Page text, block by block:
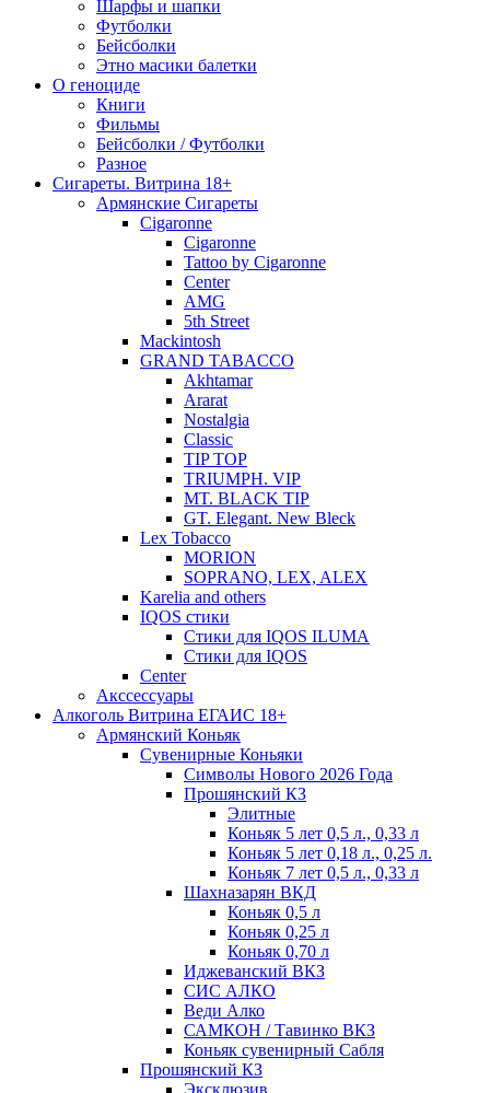
Шарфы и шапки
Футболки
Бейсболки
Этно масики балетки
О геноциде
Книги
Фильмы
Бейсболки / Футболки
Разное
Сигареты. Витрина 18+
Армянские Сигареты
Cigaronne
Cigaronne
Tattoo by Cigaronne
Center
AMG
5th Street
Mackintosh
GRAND TABACCO
Akhtamar
Ararat
Nostalgia
Classic
TIP TOP
TRIUMPH. VIP
MT. BLACK TIP
GT. Elegant. New Bleck
Lex Tobacco
MORION
SOPRANO, LEX, ALEX
Karelia and others
IQOS стики
Стики для IQOS ILUMA
Стики для IQOS
Сenter
Акссессуары
Алкоголь Витрина ЕГАИС 18+
Армянский Коньяк
Сувенирные Коньяки
Символы Нового 2026 Года
Прошянский КЗ
Элитные
Коньяк 5 лет 0,5 л., 0,33 л
Коньяк 5 лет 0,18 л., 0,25 л.
Коньяк 7 лет 0,5 л., 0,33 л
Шахназарян ВКД
Коньяк 0,5 л
Коньяк 0,25 л
Коньяк 0,70 л
Иджеванский ВКЗ
СИС АЛКО
Веди Алко
САМКОН / Тавинко ВКЗ
Коньяк сувенирный Сабля
Прошянский КЗ
Эксклюзив